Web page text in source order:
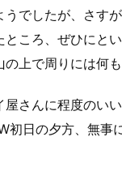
でしたが、さす
ころ、ぜひにとい
上で周りには何
さんに程度のい
日の夕方、無事